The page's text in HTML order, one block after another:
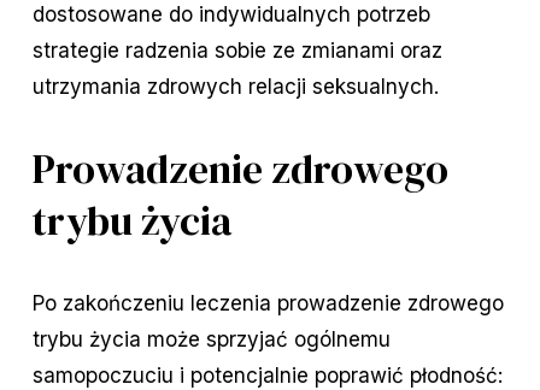
dostosowane do indywidualnych potrzeb
strategie radzenia sobie ze zmianami oraz
utrzymania zdrowych relacji seksualnych.
Prowadzenie zdrowego
trybu życia
Po zakończeniu leczenia prowadzenie zdrowego
trybu życia może sprzyjać ogólnemu
samopoczuciu i potencjalnie poprawić płodność: